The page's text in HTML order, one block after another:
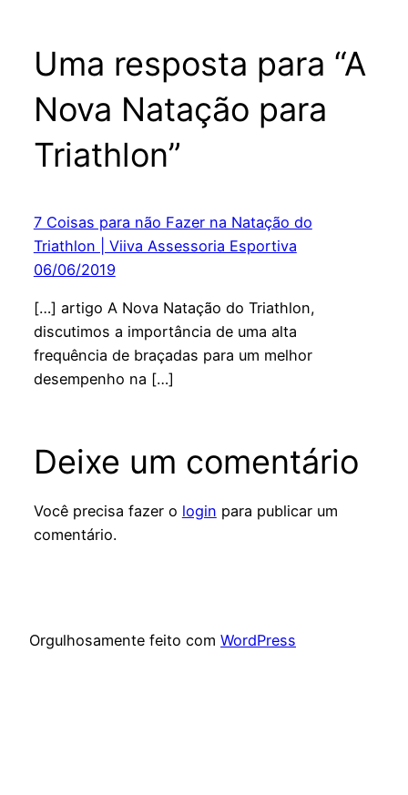
Uma resposta para “A
Nova Natação para
Triathlon”
7 Coisas para não Fazer na Natação do
Triathlon | Viiva Assessoria Esportiva
06/06/2019
[…] artigo A Nova Natação do Triathlon,
discutimos a importância de uma alta
frequência de braçadas para um melhor
desempenho na […]
Deixe um comentário
Você precisa fazer o login para publicar um
comentário.
Orgulhosamente feito com WordPress